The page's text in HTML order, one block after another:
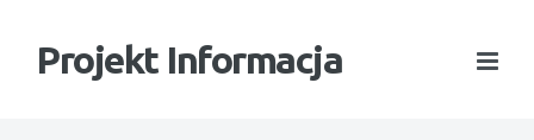
Projekt Informacja